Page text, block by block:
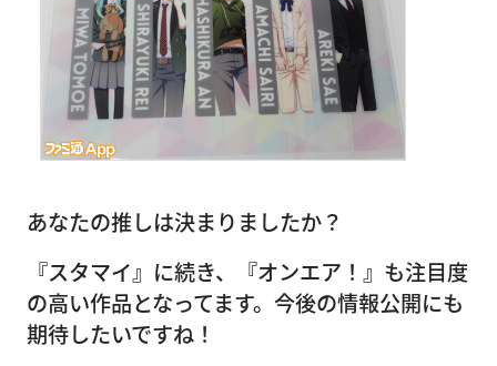
あなたの推しは決まりましたか？
『スタマイ』に続き、『オンエア！』も注目度
の高い作品となってます。今後の情報公開にも
期待したいですね！